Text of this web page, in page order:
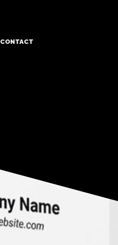
CONTACT